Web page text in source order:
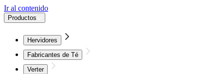
Ir al contenido
Productos
Hervidores
Fabricantes de Té
Verter